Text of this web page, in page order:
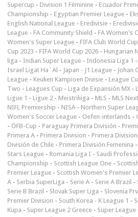
Supercup - Division 1 Féminine - Ecuador
Championship - Egyptian Premier League -
English National League - Eredivisie -
League - FA Community Shield - FA Women's
Women's Super League - FIFA Club World Cup
Cup 2023 - FIFA World Cup 2026 - Hungarian
liga - Indian Super League - Indonesia Liga 1 -
Israel Ligat Ha`Al - Japan - J1 League - Johan
League - Keuken Kampioen Divisie - League
Two - Leagues Cup - Liga de Expansión MX -
Ligue 1 - Ligue 2 - Meistriliiga - MLS - MLS
NIFL Premiership - NISA - Northern Super
Women's Soccer League - Oefen-interlands -
- ÖFB-Cup - Paraguay Primera División -
Primera A - Primera Division - Primera
División de Chile - Primera División Femenina -
Stars League - Romania Liga I - Saudi
Championship - Scottish League One -
Premier League - Scottish Women's Premier
A - Serbia SuperLiga - Serie A - Serie A Brazil -
Serie B Brazil - Slovak Super Liga - Slovenia
Premier Division - South Korea - K League 1 -
Kupa - Super League 2 Greece - Super League